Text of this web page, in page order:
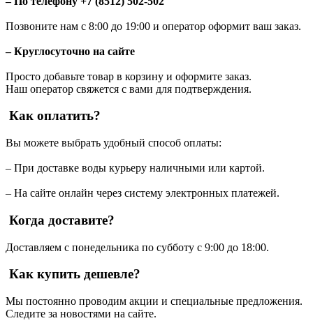
Позвоните нам с 8:00 до 19:00 и оператор оформит ваш заказ.
– Круглосуточно на сайте
Просто добавьте товар в корзину и оформите заказ.
Наш оператор свяжется с вами для подтверждения.
Как оплатить?
Вы можете выбрать удобный способ оплаты:
– При доставке воды курьеру наличными или картой.
– На сайте онлайн через систему электронных платежей.
Когда доставите?
Доставляем с понедельника по субботу с 9:00 до 18:00.
Как купить дешевле?
Мы постоянно проводим акции и специальные предложения.
Следите за новостями на сайте.